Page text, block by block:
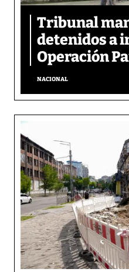
Tribunal
detenidos a
Operación
NACIONAL